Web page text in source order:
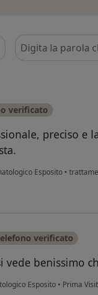
Cerca nelle
verificato
preciso e
Esposito •
verificato
vede benissimo
Esposito • Prima